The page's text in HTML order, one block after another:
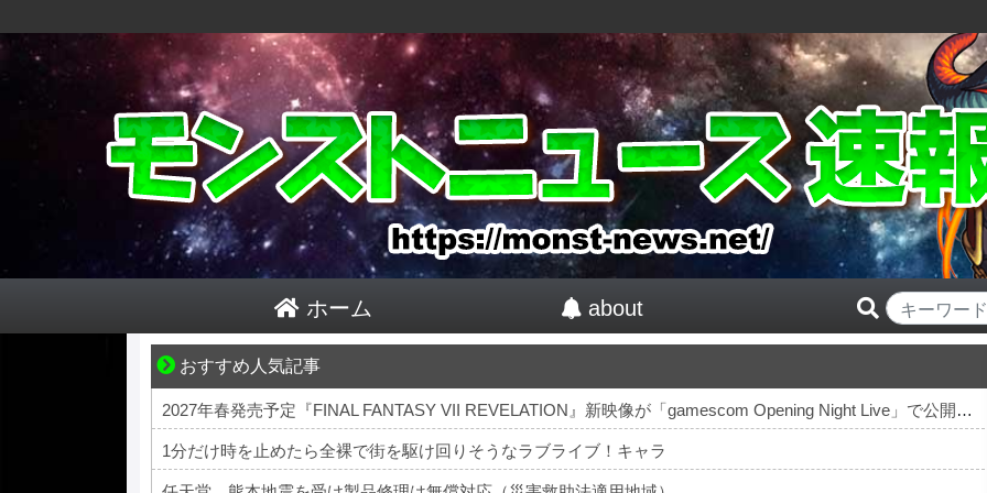
ホーム about
おすすめ人気記事
恋は疑惑に染まり、狂気へ変わる
2027年春発売予定『FINAL FANTASY VII REVELATION』新映像が「gamescom Opening Night Live」で公開！8/26 午前3時配信予定
1分だけ時を止めたら全裸で街を駆け回りそうなラブライブ！キャラ